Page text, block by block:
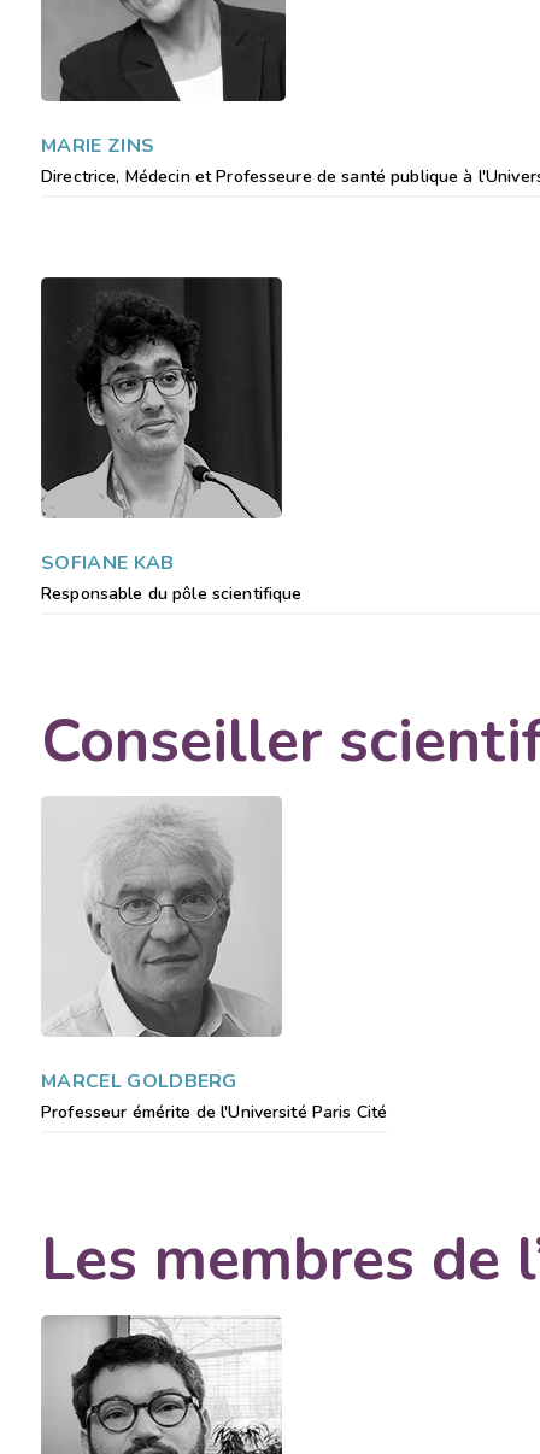
MARIE ZINS
Directrice, Médecin et Professeure de santé publique à
SOFIANE KAB
Responsable du pôle scientifique
Conseiller
MARCEL GOLDBERG
Professeur émérite de l'Université Paris Cité
Les membres de